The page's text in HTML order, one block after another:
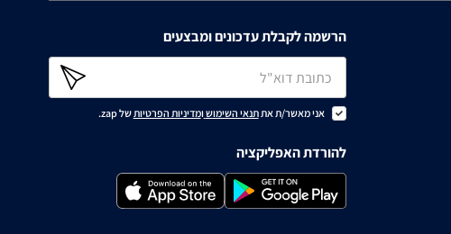
הרשמה לקבלת עדכונים ומבצעים
אני מאשר/ת אתתנאי השימושומדיניות הפרטיותשל zap.
להורדת האפליקציה